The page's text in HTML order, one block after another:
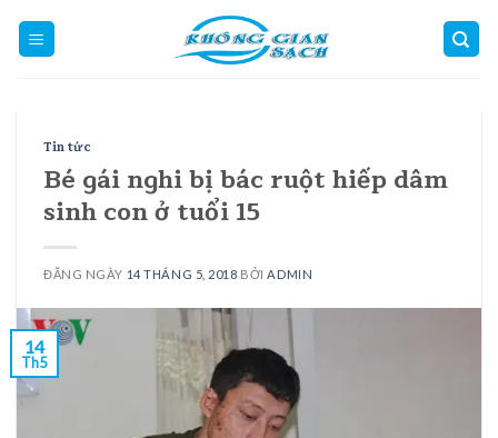
Tin tức
Bé gái nghi bị bác ruột hiếp dâm
sinh con ở tuổi 15
ĐĂNG NGÀY 14 THÁNG 5, 2018 BỞI ADMIN
14
Th5